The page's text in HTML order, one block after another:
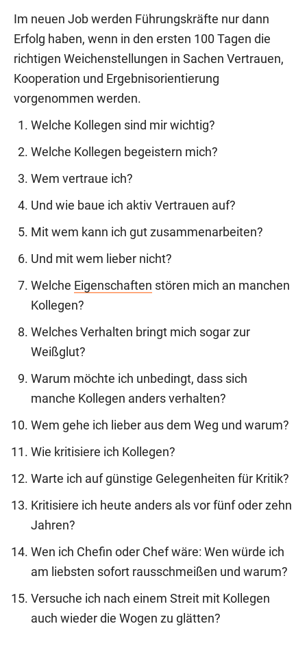
Im neuen Job werden Führungskräfte nur dann
Erfolg haben, wenn in den ersten 100 Tagen die
richtigen Weichenstellungen in Sachen Vertrauen,
Kooperation und Ergebnisorientierung
vorgenommen werden.
Welche Kollegen sind mir wichtig?
Welche Kollegen begeistern mich?
Wem vertraue ich?
Und wie baue ich aktiv Vertrauen auf?
Mit wem kann ich gut zusammenarbeiten?
Und mit wem lieber nicht?
Welche Eigenschaften stören mich an manchen
Kollegen?
Welches Verhalten bringt mich sogar zur
Weißglut?
Warum möchte ich unbedingt, dass sich
manche Kollegen anders verhalten?
Wem gehe ich lieber aus dem Weg und warum?
Wie kritisiere ich Kollegen?
Warte ich auf günstige Gelegenheiten für Kritik?
Kritisiere ich heute anders als vor fünf oder zehn
Jahren?
Wen ich Chefin oder Chef wäre: Wen würde ich
am liebsten sofort rausschmeißen und warum?
Versuche ich nach einem Streit mit Kollegen
auch wieder die Wogen zu glätten?